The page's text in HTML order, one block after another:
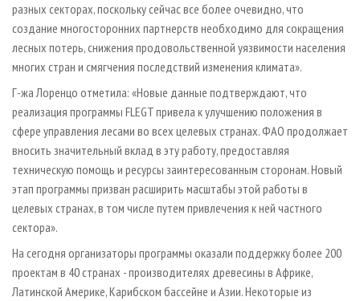
разных секторах, поскольку сейчас все более очевидно, что
создание многосторонних партнерств необходимо для сокращения
лесных потерь, снижения продовольственной уязвимости населения
многих стран и смягчения последствий изменения климата».
Г-жа Лоренцо отметила: «Новые данные подтверждают, что
реализация программы FLEGT привела к улучшению положения в
сфере управления лесами во всех целевых странах. ФАО продолжает
вносить значительный вклад в эту работу, предоставляя
техническую помощь и ресурсы заинтересованным сторонам. Новый
этап программы призван расширить масштабы этой работы в
целевых странах, в том числе путем привлечения к ней частного
сектора».
На сегодня организаторы программы оказали поддержку более 200
проектам в 40 странах - производителях древесины в Африке,
Латинской Америке, Карибском бассейне и Азии. Некоторые из